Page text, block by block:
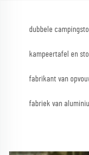
dubbele
kampeertafel en
fabrikant van
fabriek van